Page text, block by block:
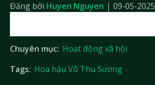
Đăng bởi Huyen Nguyen 09-05-2025
Chuyên mục: Hoạt động xã hội
Tags: Hoa hậu Võ Thu Sương